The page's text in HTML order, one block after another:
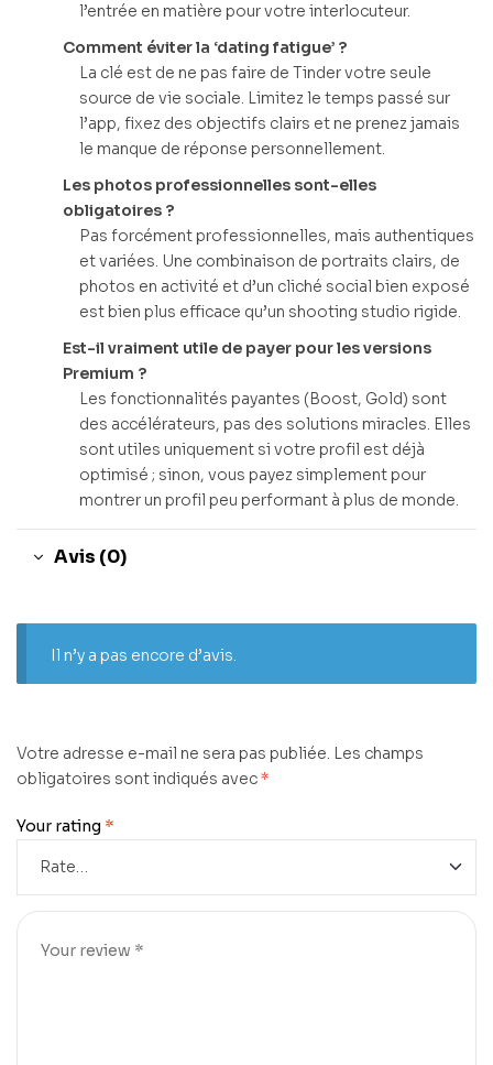
l’entrée en matière pour votre interlocuteur.
Comment éviter la ‘dating fatigue’ ?
La clé est de ne pas faire de Tinder votre seule
source de vie sociale. Limitez le temps passé sur
l’app, fixez des objectifs clairs et ne prenez jamais
le manque de réponse personnellement.
Les photos professionnelles sont-elles
obligatoires ?
Pas forcément professionnelles, mais authentiques
et variées. Une combinaison de portraits clairs, de
photos en activité et d’un cliché social bien exposé
est bien plus efficace qu’un shooting studio rigide.
Est-il vraiment utile de payer pour les versions
Premium ?
Les fonctionnalités payantes (Boost, Gold) sont
des accélérateurs, pas des solutions miracles. Elles
sont utiles uniquement si votre profil est déjà
optimisé ; sinon, vous payez simplement pour
montrer un profil peu performant à plus de monde.
Avis (0)
Il n’y a pas encore d’avis.
Votre adresse e-mail ne sera pas publiée. Les champs
obligatoires sont indiqués avec*
Your rating *